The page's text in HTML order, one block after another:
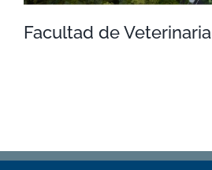
Facultad de Veterinaria